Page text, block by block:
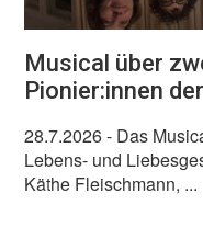
Musical über
Pionier:innen
28.7.2026- Das
Lebens- und
Käthe Fleischmann, ...